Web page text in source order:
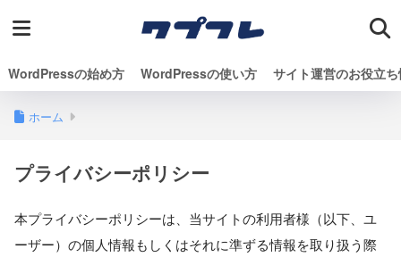
WordPressの始め方 WordPressの使い方 サイト運営のお役立
ホーム
プライバシーポリシー
本プライバシーポリシーは、当サイトの利用者様（以下、ユ
ーザー）の個人情報もしくはそれに準ずる情報を取り扱う際